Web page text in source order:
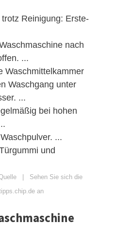
Reinigung: Erste-
nach
...
Waschmittelkammer
Waschgang unter
...
bei hohen
...
und
| Sehen Sie sich die
an